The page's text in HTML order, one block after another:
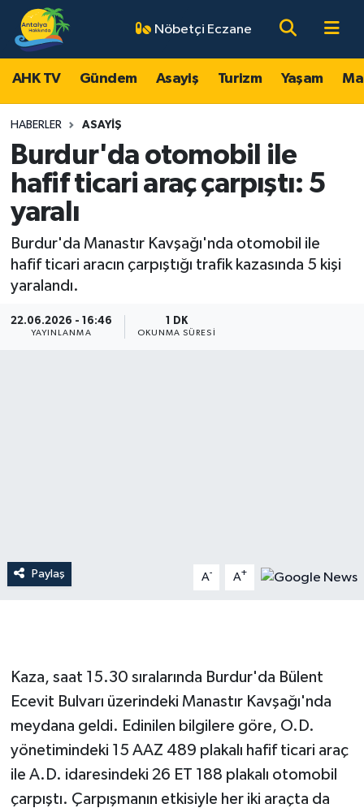
Nöbetçi Eczane
AHK TV Gündem Asayiş Turizm Yaşam
HABERLER ASAYIŞ
Burdur'da otomobil ile
hafif ticari araç çarpıştı: 5
yaralı
Burdur'da Manastır Kavşağı'nda otomobil ile
hafif ticari aracın çarpıştığı trafik kazasında 5 kişi
yaralandı.
22.06.2026 - 16:46
YAYINLANMA
1 DK
OKUNMA SÜRESI
Paylaş A- A+
Kaza, saat 15.30 sıralarında Burdur'da Bülent
Ecevit Bulvarı üzerindeki Manastır Kavşağı'nda
meydana geldi. Edinilen bilgilere göre, O.D.
yönetimindeki 15 AAZ 489 plakalı hafif ticari araç
ile A.D. idaresindeki 26 ET 188 plakalı otomobil
çarpıştı. Çarpışmanın etkisiyle her iki araçta da
AHK TV
Gündem
Asayiş
Turizm
Magazin
Antalya Nöbetçi Eczaneler
Antalya Hava Durumu
Antalya Namaz Vakitleri
Antalya Trafik Yoğunluk Haritası
Tüm Manşetler